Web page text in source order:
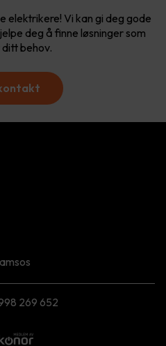
elektrikere! Vi kan gi deg gode
deg å finne løsninger som
behov.
269 652